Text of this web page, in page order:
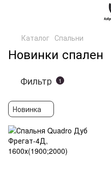
Каталог Спальни
Новинки спален
Фильтр 1
Новинка